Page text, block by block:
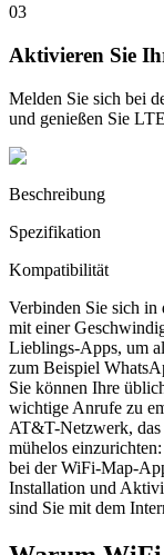
03
Aktivieren Sie
Melden Sie sich bei
und genießen Sie LTE
Beschreibung
Spezifikation
Kompatibilität
Verbinden Sie sich in
mit einer
Lieblings-Apps, um
zum Beispiel
Sie können Ihre
wichtige Anrufe zu
AT&T-Netzwerk, das
mühelos
bei der WiFi-Map-
Installation und
sind Sie mit dem